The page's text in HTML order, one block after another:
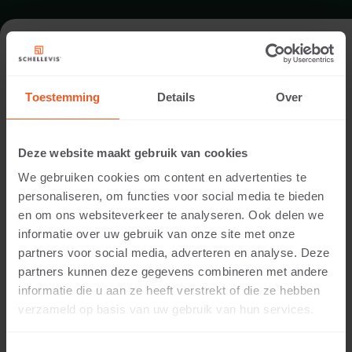
Toestemming Details Over
Deze website maakt gebruik van cookies
We gebruiken cookies om content en advertenties te
personaliseren, om functies voor social media te bieden
en om ons websiteverkeer te analyseren. Ook delen we
informatie over uw gebruik van onze site met onze
partners voor social media, adverteren en analyse. Deze
partners kunnen deze gegevens combineren met andere
informatie die u aan ze heeft verstrekt of die ze hebben
verzameld op basis van uw gebruik van hun services.
TUIN IN GEFFEN
Architect:
Uitvoering:
Stadhouders Hoveniers
Locatie:
Geffen
Toepassing:
Tuin
Fotografie:
Cees Rijnen
Producten: